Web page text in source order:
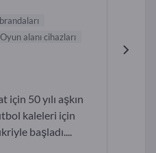
Oyun alanı cihazları
için 50 yılı aşkın
kaleleri için
başladı....